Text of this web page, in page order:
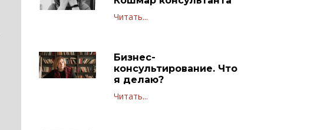
Читать...
Бизнес-
консультирование. Что
я делаю?
Читать...